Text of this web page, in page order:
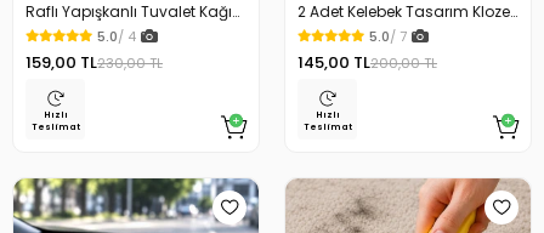
Raflı Yapışkanlı Tuvalet Kağıdı
Askılığı
5.0/ 4
159,00 TL230,00 TL
Hızlı
Teslimat
2 Adet Kelebek Tasarım Klozet
Kaldırma Aparatı Gold Renk
5.0/ 7
145,00 TL200,00 TL
Hızlı
Teslimat